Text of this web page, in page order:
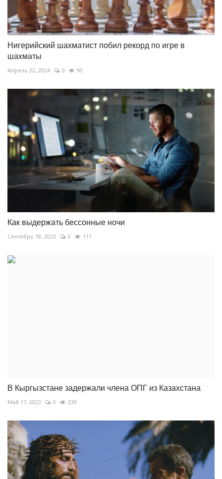
Нигерийский шахматист побил рекорд по игре в
шахматы
Апрель 22, 2024 0 90
Как выдержать бессонные ночи
Сентябрь 18, 2023 0 111
В Кыргызстане задержали члена ОПГ из Казахстана
Май 17, 2023 0 239